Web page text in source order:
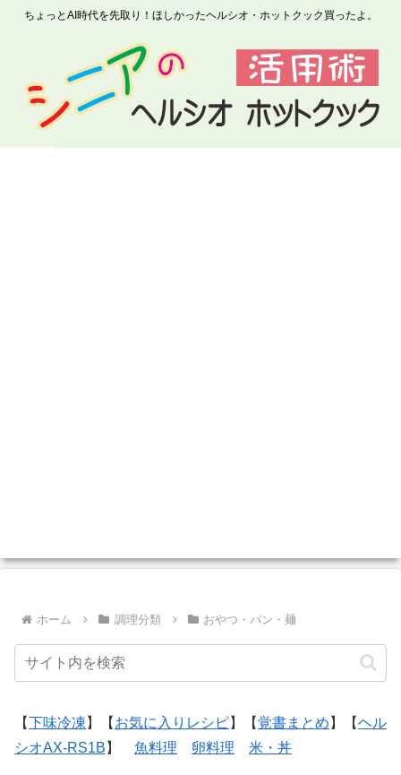
ちょっとAI時代を先取り！ほしかったヘルシオ・ホットクック買ったよ。
ホーム 調理分類 おやつ・パン・麺
【下味冷凍 】【 お気に入りレシピ】【覚書まとめ 】【ヘル
シオAX-RS1B 】 魚料理 卵料理 米・丼